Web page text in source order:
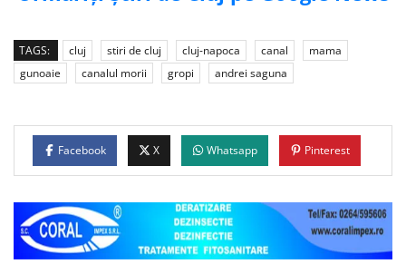
TAGS: cluj stiri de cluj cluj-napoca canal
mama
gunoaie
canalul morii gropi andrei saguna
Facebook X Whatsapp Pinterest